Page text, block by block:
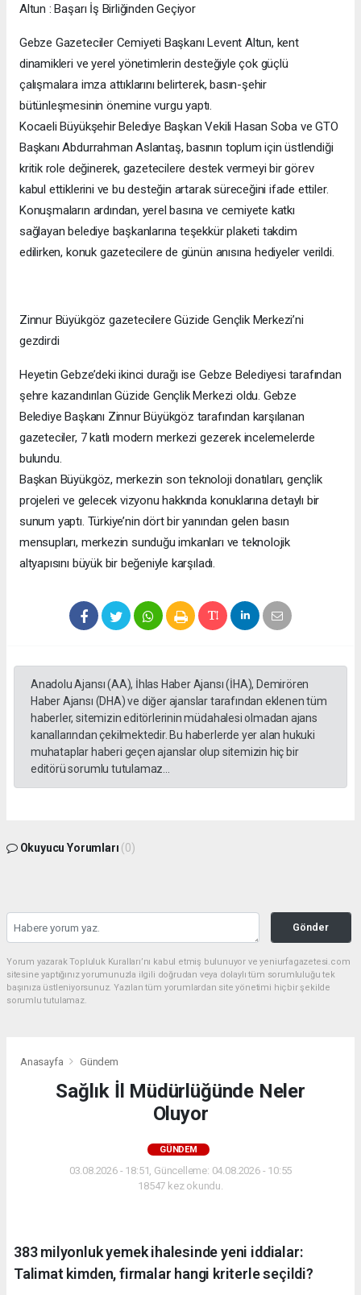
Altun : Başarı İş Birliğinden Geçiyor
Gebze Gazeteciler Cemiyeti Başkanı Levent Altun, kent
dinamikleri ve yerel yönetimlerin desteğiyle çok güçlü
çalışmalara imza attıklarını belirterek, basın-şehir
bütünleşmesinin önemine vurgu yaptı.
Kocaeli Büyükşehir Belediye Başkan Vekili Hasan Soba ve GTO
Başkanı Abdurrahman Aslantaş, basının toplum için üstlendiği
kritik role değinerek, gazetecilere destek vermeyi bir görev
kabul ettiklerini ve bu desteğin artarak süreceğini ifade ettiler.
Konuşmaların ardından, yerel basına ve cemiyete katkı
sağlayan belediye başkanlarına teşekkür plaketi takdim
edilirken, konuk gazetecilere de günün anısına hediyeler verildi.
Zinnur Büyükgöz gazetecilere Güzide Gençlik Merkezi’ni
gezdirdi
Heyetin Gebze’deki ikinci durağı ise Gebze Belediyesi tarafından
şehre kazandırılan Güzide Gençlik Merkezi oldu. Gebze
Belediye Başkanı Zinnur Büyükgöz tarafından karşılanan
gazeteciler, 7 katlı modern merkezi gezerek incelemelerde
bulundu.
Başkan Büyükgöz, merkezin son teknoloji donatıları, gençlik
projeleri ve gelecek vizyonu hakkında konuklarına detaylı bir
sunum yaptı. Türkiye’nin dört bir yanından gelen basın
mensupları, merkezin sunduğu imkanları ve teknolojik
altyapısını büyük bir beğeniyle karşıladı.
Anadolu Ajansı (AA), İhlas Haber Ajansı (İHA), Demirören
Haber Ajansı (DHA) ve diğer ajanslar tarafından eklenen tüm
haberler, sitemizin editörlerinin müdahalesi olmadan ajans
kanallarından çekilmektedir. Bu haberlerde yer alan hukuki
muhataplar haberi geçen ajanslar olup sitemizin hiç bir
editörü sorumlu tutulamaz...
Okuyucu Yorumları (0)
Gönder
Yorum yazarak Topluluk Kuralları’nı kabul etmiş bulunuyor ve yeniurfagazetesi.com
sitesine yaptığınız yorumunuzla ilgili doğrudan veya dolaylı tüm sorumluluğu tek
başınıza üstleniyorsunuz. Yazılan tüm yorumlardan site yönetimi hiçbir şekilde
sorumlu tutulamaz.
Anasayfa Gündem
Sağlık İl Müdürlüğünde Neler
Oluyor
GÜNDEM
03.08.2026 - 18:51, Güncelleme: 04.08.2026 - 10:55
18547 kez okundu.
383 milyonluk yemek ihalesinde yeni iddialar:
Talimat kimden, firmalar hangi kriterle seçildi?